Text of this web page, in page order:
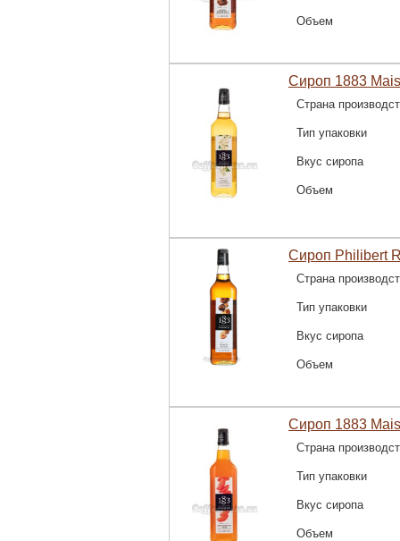
Объем
Сироп 1883
Страна
Тип упаковки
Вкус сиропа
Объем
Сироп Philibert
Страна
Тип упаковки
Вкус сиропа
Объем
Сироп 1883
Страна
Тип упаковки
Вкус сиропа
Объем